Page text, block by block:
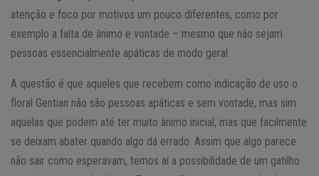
atenção e foco por motivos um pouco diferentes, como por
exemplo a falta de ânimo e vontade – mesmo que não sejam
pessoas essencialmente apáticas de modo geral.
A questão é que aqueles que recebem como indicação de uso o
floral Gentian não são pessoas apáticas e sem vontade, mas sim
aquelas que podem até ter muito ânimo inicial, mas que facilmente
se deixam abater quando algo dá errado. Assim que algo parece
não sair como esperavam, temos aí a possibilidade de um gatilho